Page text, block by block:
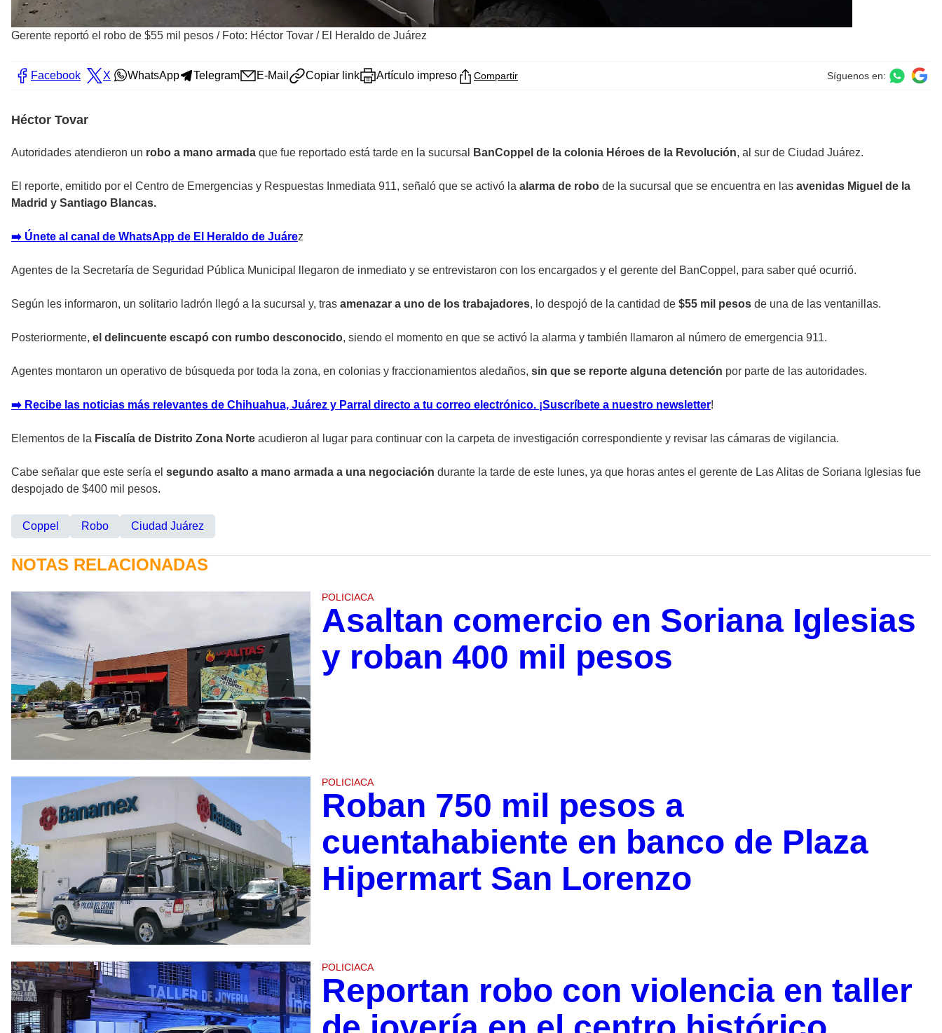
Gerente reportó el robo de $55 mil pesos / Foto: Héctor Tovar / El Heraldo de Juárez
Facebook X WhatsApp Telegram E-Mail Copiar link Artículo impreso Compartir Síguenos en:
Héctor Tovar
Autoridades atendieron un robo a mano armada que fue reportado está tarde en la sucursal BanCoppel de la colonia Héroes de la Revolución, al sur de Ciudad Juárez.
El reporte, emitido por el Centro de Emergencias y Respuestas Inmediata 911, señaló que se activó la alarma de robo de la sucursal que se encuentra en las avenidas Miguel de la
Madrid y Santiago Blancas.
➡️ Únete al canal de WhatsApp de El Heraldo de Juárez
Agentes de la Secretaría de Seguridad Pública Municipal llegaron de inmediato y se entrevistaron con los encargados y el gerente del BanCoppel, para saber qué ocurrió.
Según les informaron, un solitario ladrón llegó a la sucursal y, tras amenazar a uno de los trabajadores, lo despojó de la cantidad de $55 mil pesos de una de las ventanillas.
Posteriormente, el delincuente escapó con rumbo desconocido, siendo el momento en que se activó la alarma y también llamaron al número de emergencia 911.
Agentes montaron un operativo de búsqueda por toda la zona, en colonias y fraccionamientos aledaños, sin que se reporte alguna detención por parte de las autoridades.
➡️ Recibe las noticias más relevantes de Chihuahua, Juárez y Parral directo a tu correo electrónico. ¡Suscríbete a nuestro newsletter!
Elementos de la Fiscalía de Distrito Zona Norte acudieron al lugar para continuar con la carpeta de investigación correspondiente y revisar las cámaras de vigilancia.
Cabe señalar que este sería el segundo asalto a mano armada a una negociación durante la tarde de este lunes, ya que horas antes el gerente de Las Alitas de Soriana Iglesias fue
despojado de $400 mil pesos.
Coppel Robo Ciudad Juárez
NOTAS RELACIONADAS
POLICIACA
Asaltan comercio en Soriana Iglesias
y roban 400 mil pesos
POLICIACA
Roban 750 mil pesos a
cuentahabiente en banco de Plaza
Hipermart San Lorenzo
POLICIACA
Reportan robo con violencia en taller